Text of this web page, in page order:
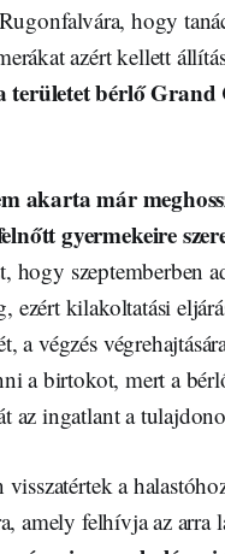
hogy
azért kellett
területet bérlő
akarta már
gyermekeire
hogy szeptemberben
ezért kilakoltatási
a végzés
a birtokot, mert a
az ingatlant a
a
amely felhívja az arra